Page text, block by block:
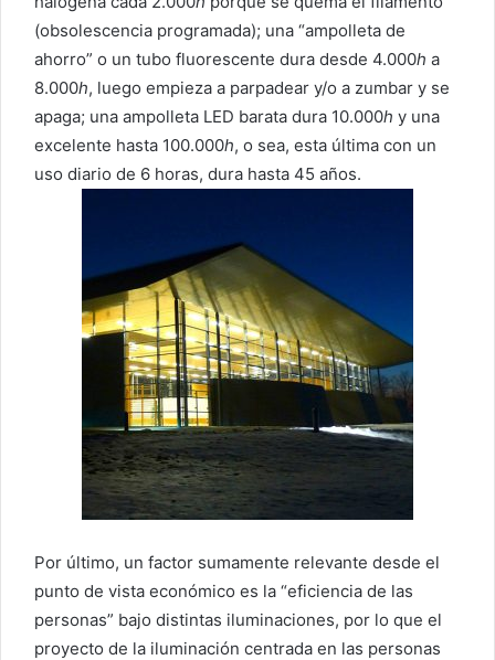
(obsolescencia programada); una “ampolleta de
ahorro” o un tubo fluorescente dura desde 4.000h a
8.000h, luego empieza a parpadear y/o a zumbar y se
apaga; una ampolleta LED barata dura 10.000h y una
excelente hasta 100.000h, o sea, esta última con un
uso diario de 6 horas, dura hasta 45 años.
Por último, un factor sumamente relevante desde el
punto de vista económico es la “eficiencia de las
personas” bajo distintas iluminaciones, por lo que el
proyecto de la iluminación centrada en las personas